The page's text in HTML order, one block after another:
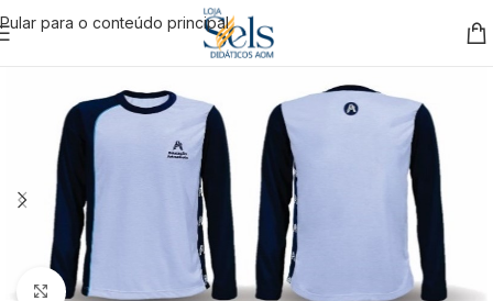
Pular para o conteúdo principal
Clique para ampliar